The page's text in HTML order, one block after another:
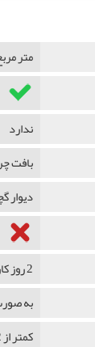
متر
ندارد
بافت
دیوار
2 روز کاری
به
کمتر از 12 ساعت